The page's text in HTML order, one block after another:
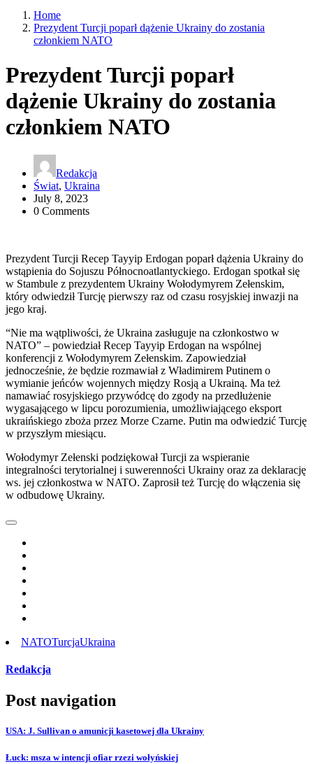
Home
Prezydent Turcji poparł dążenie Ukrainy do zostania
członkiem NATO
Prezydent Turcji poparł
dążenie Ukrainy do zostania
członkiem NATO
Redakcja
Świat, Ukraina
July 8, 2023
0 Comments
Prezydent Turcji Recep Tayyip Erdogan poparł dążenia Ukrainy do
wstąpienia do Sojuszu Północnoatlantyckiego. Erdogan spotkał się
w Stambule z prezydentem Ukrainy Wołodymyrem Zełenskim,
który odwiedził Turcję pierwszy raz od czasu rosyjskiej inwazji na
jego kraj.
“Nie ma wątpliwości, że Ukraina zasługuje na członkostwo w
NATO” – powiedział Recep Tayyip Erdogan na wspólnej
konferencji z Wołodymyrem Zełenskim. Zapowiedział
jednocześnie, że będzie rozmawiał z Władimirem Putinem o
wymianie jeńców wojennych między Rosją a Ukrainą. Ma też
namawiać rosyjskiego przywódcę do zgody na przedłużenie
wygasającego w lipcu porozumienia, umożliwiającego eksport
ukraińskiego zboża przez Morze Czarne. Putin ma odwiedzić Turcję
w przyszłym miesiącu.
Wołodymyr Zełenski podziękował Turcji za wspieranie
integralności terytorialnej i suwerenności Ukrainy oraz za deklarację
ws. jej członkostwa w NATO. Zaprosił też Turcję do włączenia się
w odbudowę Ukrainy.
NATOTurcjaUkraina
Redakcja
Post navigation
USA: J. Sullivan o amunicji kasetowej dla Ukrainy
Łuck: msza w intencji ofiar rzezi wołyńskiej